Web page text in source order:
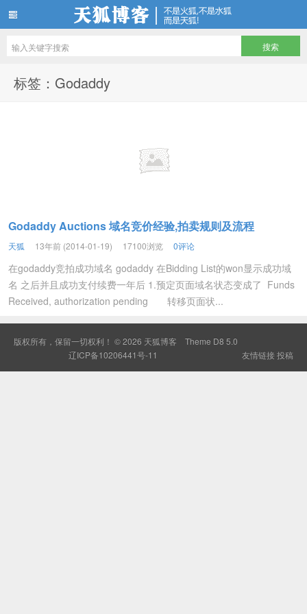
标签：Godaddy
Godaddy Auctions 域名竞价经验,拍卖规则及流程
天狐 13年前 (2014-01-19) 17100浏览 0评论
在godaddy竞拍成功域名 godaddy 在Bidding List的won显示成功域
名 之后并且成功支付续费一年后 1.预定页面域名状态变成了 Funds
Received, authorization pending 转移页面状...
版权所有，保留一切权利！ © 2026 天狐博客 Theme D8 5.0
辽ICP备10206441号-11
友情链接投稿